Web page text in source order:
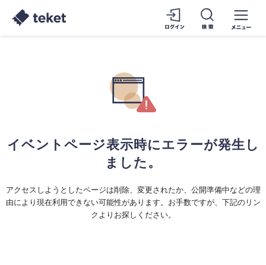
イベントページ表示時にエラーが発生し
ました。
アクセスしようとしたページは削除、変更されたか、公開準備中などの理
由により現在利用できない可能性があります。お手数ですが、下記のリン
クよりお探しください。